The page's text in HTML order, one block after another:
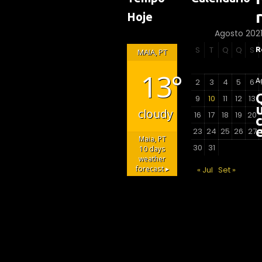
Hoje
MAIA, PT
13°
cloudy
Maia, PT
10 days
weather
forecast ▸
Agosto 2021
S T Q Q S
2 3 4 5
6
9
10 11 12 13
16
17 18 19 20
23 24 25 26 27
30
31
« Jul Set »